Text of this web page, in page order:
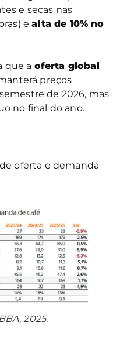
e secas nas
ealta de 10% no
que a oferta global
preços
de 2026, mas
no final do ano.
oferta e demanda
2025.